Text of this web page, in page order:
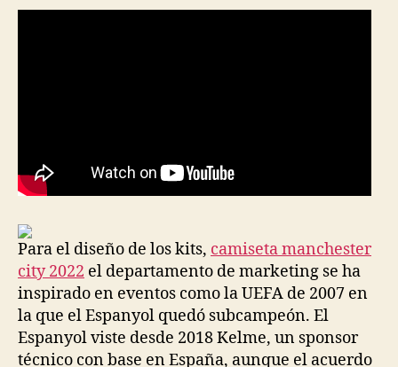
Para el diseño de los kits, camiseta manchester
city 2022 el departamento de marketing se ha
inspirado en eventos como la UEFA de 2007 en
la que el Espanyol quedó subcampeón. El
Espanyol viste desde 2018 Kelme, un sponsor
técnico con base en España, aunque el acuerdo